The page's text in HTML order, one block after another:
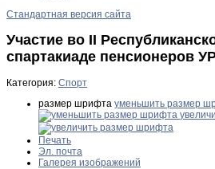
Стандартная версия сайта
Участие во II
спартакиаде пенсионеров
Категория: Спорт
размер шрифта уменьшить размер
Печать
Эл. почта
Галерея изображений